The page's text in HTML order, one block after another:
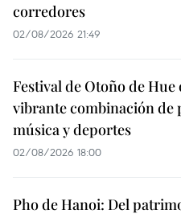
corredores
02/08/2026 21:49
Festival de Otoño de Hue
vibrante combinación de
música y deportes
02/08/2026 18:00
Pho de Hanoi: Del